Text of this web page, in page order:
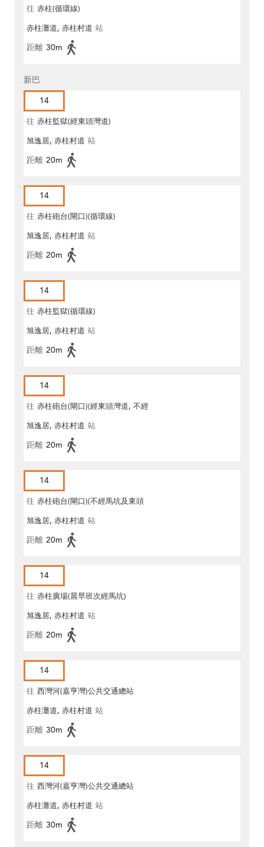
往 赤柱(循環線)
赤柱灘道, 赤柱村道 站
距離 30m
新巴
14
往 赤柱監獄(經東頭灣道)
旭逸居, 赤柱村道 站
距離 20m
14
往 赤柱砲台(閘口)(循環線)
旭逸居, 赤柱村道 站
距離 20m
14
往 赤柱監獄(循環線)
旭逸居, 赤柱村道 站
距離 20m
14
往 赤柱砲台(閘口)(經東頭灣道, 不經
馬坑)
旭逸居, 赤柱村道 站
距離 20m
14
往 赤柱砲台(閘口)(不經馬坑及東頭
灣道)
旭逸居, 赤柱村道 站
距離 20m
14
往 赤柱廣場(晨早班次經馬坑)
旭逸居, 赤柱村道 站
距離 20m
14
往 西灣河(嘉亨灣)公共交通總站
赤柱灘道, 赤柱村道 站
距離 30m
14
往 西灣河(嘉亨灣)公共交通總站
赤柱灘道, 赤柱村道 站
距離 30m